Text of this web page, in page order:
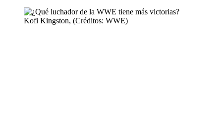
Kofi Kingston, (Créditos: WWE)